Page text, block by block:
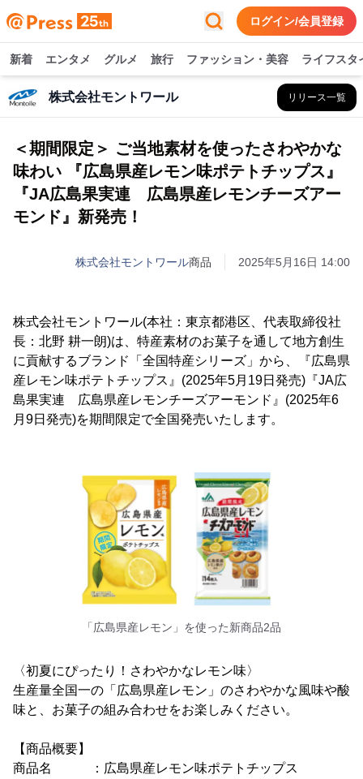
ログイン/会員登録
新着 エンタメ グルメ 旅行 ファッション・美容 ライフスタ
株式会社モントワール リリース一覧
＜期間限定＞ ご当地素材を使ったさわやかな
味わい 『広島県産レモン味ポテトチップス』
『JA広島果実連 広島県産レモンチーズアー
モンド』新発売！
株式会社モントワール商品 2025年5月16日 14:00
株式会社モントワール(本社：東京都港区、代表取締役社
長：北野 耕一朗)は、特産素材のお菓子を通して地方創生
に貢献するブランド「全国特産シリーズ」から、『広島県
産レモン味ポテトチップス』(2025年5月19日発売)『JA広
島果実連 広島県産レモンチーズアーモンド』(2025年6
月9日発売)を期間限定で全国発売いたします。
「広島県産レモン」を使った新商品2品
〈初夏にぴったり！さわやかなレモン味〉
生産量全国一の「広島県産レモン」のさわやかな風味や酸
味と、お菓子の組み合わせをお楽しみください。
【商品概要】
商品名 ：広島県産レモン味ポテトチップス